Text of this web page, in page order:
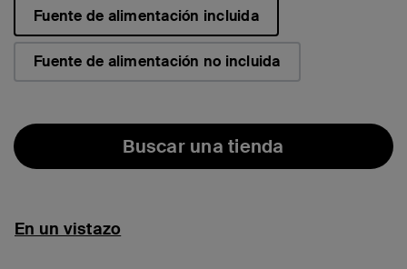
Fuente de alimentación incluida
seleccionado/s
Fuente de alimentación no incluida
Buscar una tienda
En un vistazo